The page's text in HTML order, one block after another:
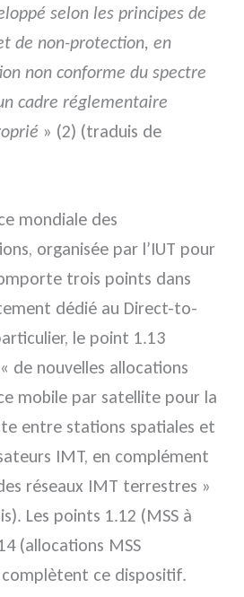
selon les principes de
de non-protection, en
non conforme du spectre
cadre réglementaire
» (2) (traduis de
mondiale des
organisée par l’IUT pour
trois points dans
dédié au Direct-to-
le point 1.13
de nouvelles allocations
mobile par satellite pour la
entre stations spatiales et
IMT, en complément
réseaux IMT terrestres »
Les points 1.12 (MSS à
(allocations MSS
ce dispositif.